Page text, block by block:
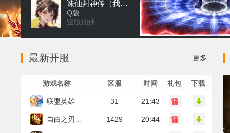
诛仙封神传（我在仙界）
Q版
竖版仙侠
最新开服 更多
游戏名称 区服 时间 礼包 下载
联盟英雄 31 21:43
1429 20:44